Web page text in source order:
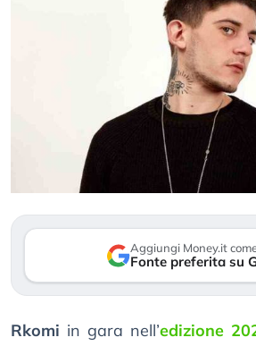
Aggiungi Money.it
Fonte preferita su
Rkomi in gara nell’edizione